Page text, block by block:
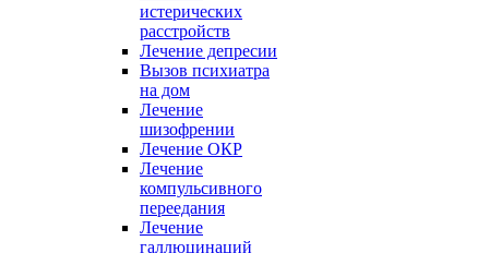
истерических
расстройств
Лечение депресии
Вызов психиатра
на дом
Лечение
шизофрении
Лечение ОКР
Лечение
компульсивного
переедания
Лечение
галлюцинаций